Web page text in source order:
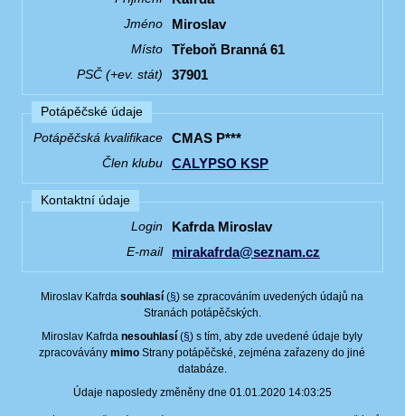
Jméno Miroslav
Místo Třeboň Branná 61
PSČ (+ev. stát) 37901
Potápěčské údaje
Potápěčská kvalifikace
CMAS P***
Člen klubu CALYPSO KSP
Kontaktní údaje
Login
Kafrda Miroslav
E-mail mirakafrda@seznam.cz
Miroslav Kafrdasouhlasí (§) se zpracováním uvedených údajů na
Stranách potápěčských.
Miroslav Kafrdanesouhlasí (§) s tím, aby zde uvedené údaje byly
zpracováványmimo Strany potápěčské, zejména zařazeny do jiné
databáze.
Údaje naposledy změněny dne 01.01.2020 14:03:25